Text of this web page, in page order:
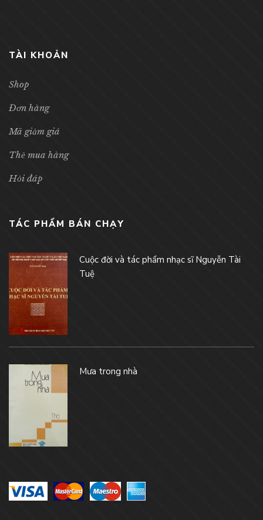
TÀI KHOẢN
Shop
Đơn hàng
Mã giảm giá
Thẻ mua hàng
Hỏi đáp
TÁC PHẨM BÁN CHẠY
Cuộc đời và tác phẩm nhạc sĩ Nguyễn Tài
Tuệ
Mưa trong nhà